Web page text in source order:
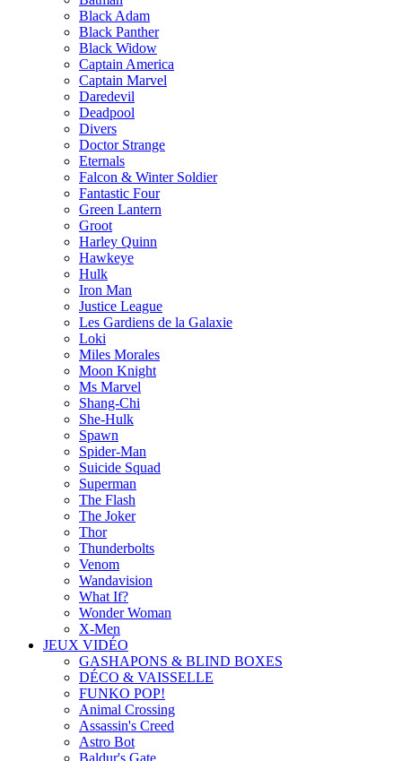
Black Adam
Black Panther
Black Widow
Captain America
Captain Marvel
Daredevil
Deadpool
Divers
Doctor Strange
Eternals
Falcon & Winter Soldier
Fantastic Four
Green Lantern
Groot
Harley Quinn
Hawkeye
Hulk
Iron Man
Justice League
Les Gardiens de la Galaxie
Loki
Miles Morales
Moon Knight
Ms Marvel
Shang-Chi
She-Hulk
Spawn
Spider-Man
Suicide Squad
Superman
The Flash
The Joker
Thor
Thunderbolts
Venom
Wandavision
What If?
Wonder Woman
X-Men
JEUX VIDÉO
GASHAPONS & BLIND BOXES
DÉCO & VAISSELLE
FUNKO POP!
Animal Crossing
Assassin's Creed
Astro Bot
Baldur's Gate